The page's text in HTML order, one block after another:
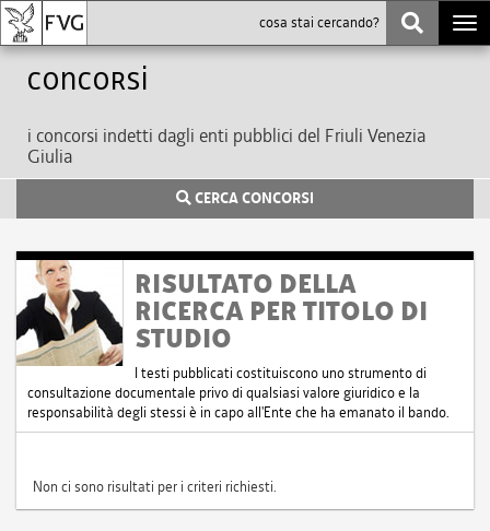
Concorsi
i concorsi indetti dagli enti pubblici del Friuli Venezia
Giulia
CERCA CONCORSI
RISULTATO DELLA
RICERCA PER TITOLO DI
STUDIO
I testi pubblicati costituiscono uno strumento di
consultazione documentale privo di qualsiasi valore giuridico e la
responsabilità degli stessi è in capo all'Ente che ha emanato il bando.
Non ci sono risultati per i criteri richiesti.